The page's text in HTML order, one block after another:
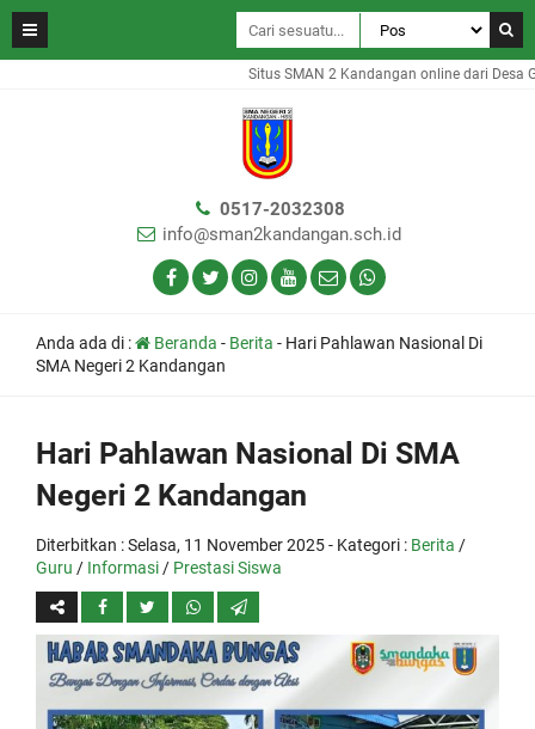
Situs SMAN 2 Kandangan online dari Desa
0517-2032308
info@sman2kandangan.sch.id
Anda ada di : Beranda - Berita - Hari Pahlawan Nasional Di
SMA Negeri 2 Kandangan
Hari Pahlawan Nasional Di SMA
Negeri 2 Kandangan
Diterbitkan :Selasa, 11 November 2025- Kategori : Berita /
Guru / Informasi / Prestasi Siswa